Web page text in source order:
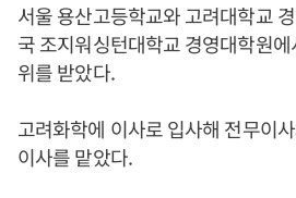
서울 용산고등학교와 고려대학교
국 조지워싱턴대학교 경영대학원
위를 받았다.
고려화학에 이사로 입사해 전무이
이사를 맡았다.